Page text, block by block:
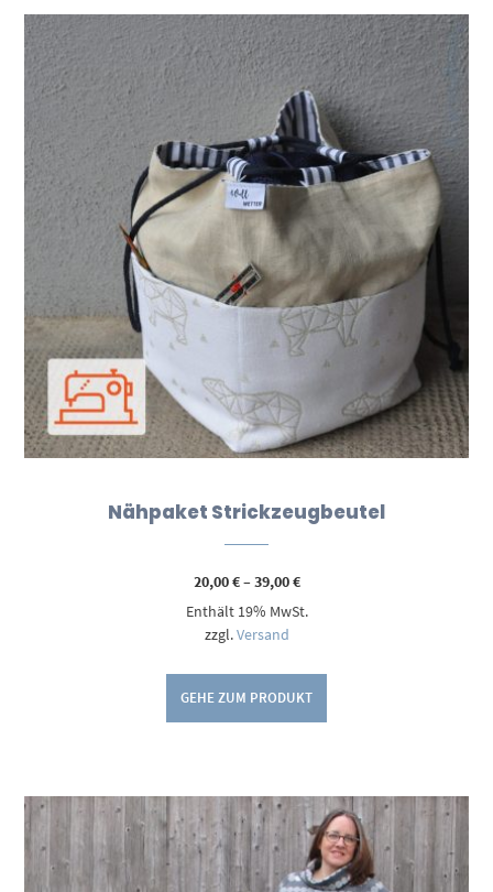
Nähpaket Strickzeugbeutel
20,00€–39,00€Preisspanne:
bis
Enthält 19% MwSt.
zzgl.Versand
GEHE ZUM PRODUKT